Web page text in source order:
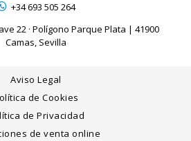
+34 693 505 264
22 · Polígono Parque Plata | 41900
Camas, Sevilla
Aviso Legal
de Cookies
de Privacidad
de venta online